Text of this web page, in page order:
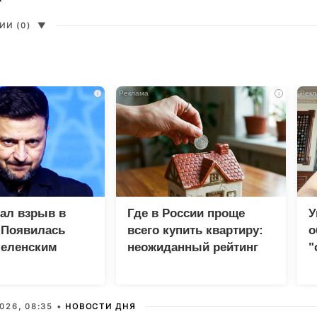
(0) ▼
i
взрыв в
i
Где в России проще
всего купить квартиру:
неожиданный рейтинг
08:35 • НОВОСТИ ДНЯ